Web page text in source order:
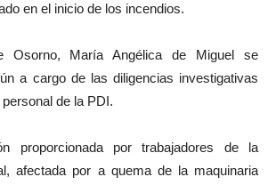
en el inicio de los incendios.
Osorno, María Angélica de Miguel se
a cargo de las diligencias investigativas
de la PDI.
proporcionada por trabajadores de la
afectada por a quema de la maquinaria